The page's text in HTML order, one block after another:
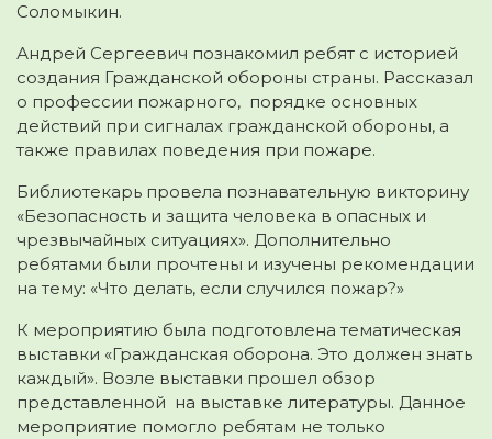
Соломыкин.
Андрей Сергеевич познакомил ребят с историей
создания Гражданской обороны страны. Рассказал
о профессии пожарного, порядке основных
действий при сигналах гражданской обороны, а
также правилах поведения при пожаре.
Библиотекарь провела познавательную викторину
«Безопасность и защита человека в опасных и
чрезвычайных ситуациях». Дополнительно
ребятами были прочтены и изучены рекомендации
на тему: «Что делать, если случился пожар?»
К мероприятию была подготовлена тематическая
выставки «Гражданская оборона. Это должен знать
каждый». Возле выставки прошел обзор
представленной на выставке литературы. Данное
мероприятие помогло ребятам не только